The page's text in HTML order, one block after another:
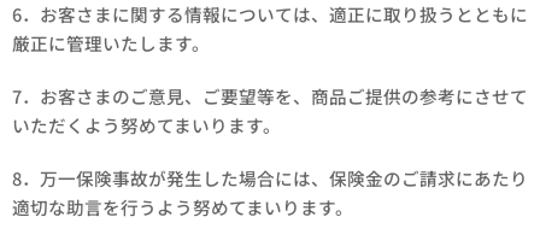
6．お客さまに関する情報については、適正に取り扱うとともに
厳正に管理いたします。
7．お客さまのご意見、ご要望等を、商品ご提供の参考にさせて
いただくよう努めてまいります。
8．万一保険事故が発生した場合には、保険金のご請求にあたり
適切な助言を行うよう努めてまいります。